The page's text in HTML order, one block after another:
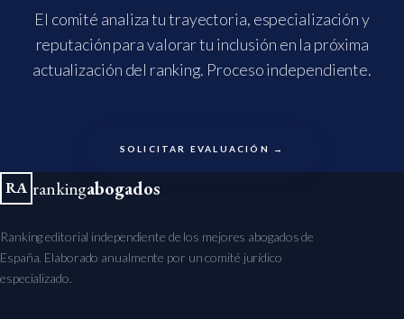
El comité analiza tu trayectoria, especialización y
reputación para valorar tu inclusión en la próxima
actualización del ranking. Proceso independiente.
SOLICITAR EVALUACIÓN →
RA rankingabogados
Ranking editorial independiente de los mejores abogados de
España. Elaborado anualmente por un comité jurídico
especializado.